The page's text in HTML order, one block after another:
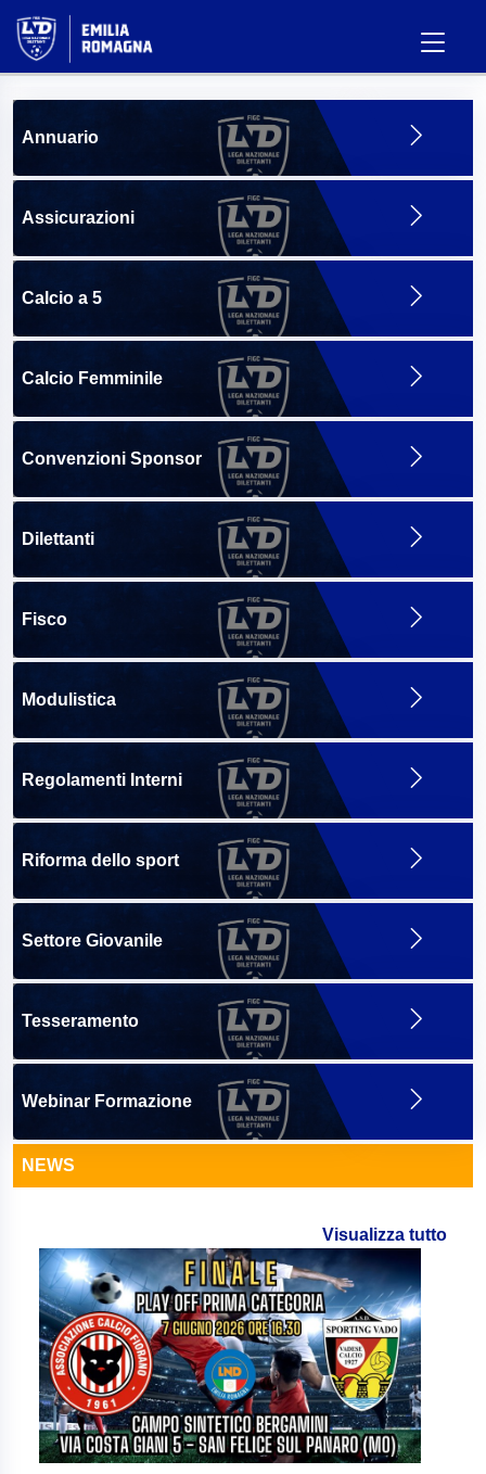
Annuario
Assicurazioni
Calcio a 5
Calcio Femminile
Convenzioni Sponsor
Dilettanti
Fisco
Modulistica
Regolamenti Interni
Riforma dello sport
Settore Giovanile
Tesseramento
Webinar Formazione
NEWS
Visualizza tutto